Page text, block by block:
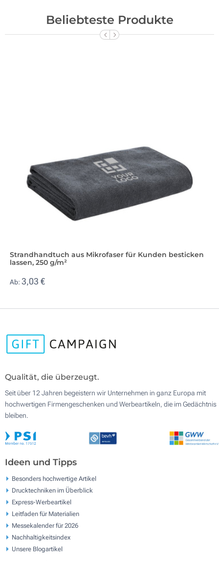
Beliebteste Produkte
Strandhandtuch aus Mikrofaser für Kunden besticken
lassen, 250 g/m²
Ab: 3,03 €
Qualität, die überzeugt.
Seit über 12 Jahren begeistern wir Unternehmen in ganz Europa mit
hochwertigen Firmengeschenken und Werbeartikeln, die im Gedächtnis
bleiben.
Ideen und Tipps
Besonders hochwertige Artikel
Drucktechniken im Überblick
Express-Werbeartikel
Leitfaden für Materialien
Messekalender für 2026
Nachhaltigkeitsindex
Unsere Blogartikel